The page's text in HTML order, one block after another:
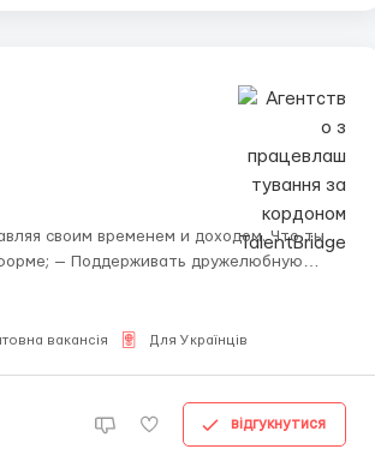
своим временем и доходом. Что ты
— Поддерживать дружелюбную
вакансія Для Українців
відгукнутися